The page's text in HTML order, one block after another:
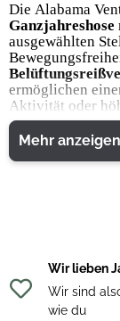
Die Alabama
Ganzjahreshose
ausgewählten
ermöglichen
Aktivität oder
robusten
und Polyester
inneren
Gummizug
Mehr anzeigen
Wir lieben
Wir sind
wie du